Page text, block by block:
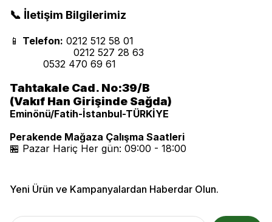
📞 İletişim Bilgilerimiz
📱 Telefon: 0212 512 58 01
0212 527 28 63
0532 470 69 61
Tahtakale Cad. No:39/B
(Vakıf Han Girişinde Sağda)
Eminönü/Fatih-İstanbul-TÜRKİYE
Perakende Mağaza Çalışma Saatleri
🏪 Pazar Hariç Her gün: 09:00 - 18:00
Yeni Ürün ve Kampanyalardan Haberdar Olun.